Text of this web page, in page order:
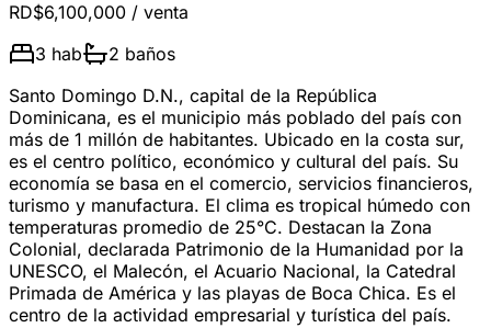
RD$6,100,000 / venta
3 hab 2 baños
Santo Domingo D.N., capital de la República
Dominicana, es el municipio más poblado del país con
más de 1 millón de habitantes. Ubicado en la costa sur,
es el centro político, económico y cultural del país. Su
economía se basa en el comercio, servicios financieros,
turismo y manufactura. El clima es tropical húmedo con
temperaturas promedio de 25°C. Destacan la Zona
Colonial, declarada Patrimonio de la Humanidad por la
UNESCO, el Malecón, el Acuario Nacional, la Catedral
Primada de América y las playas de Boca Chica. Es el
centro de la actividad empresarial y turística del país.